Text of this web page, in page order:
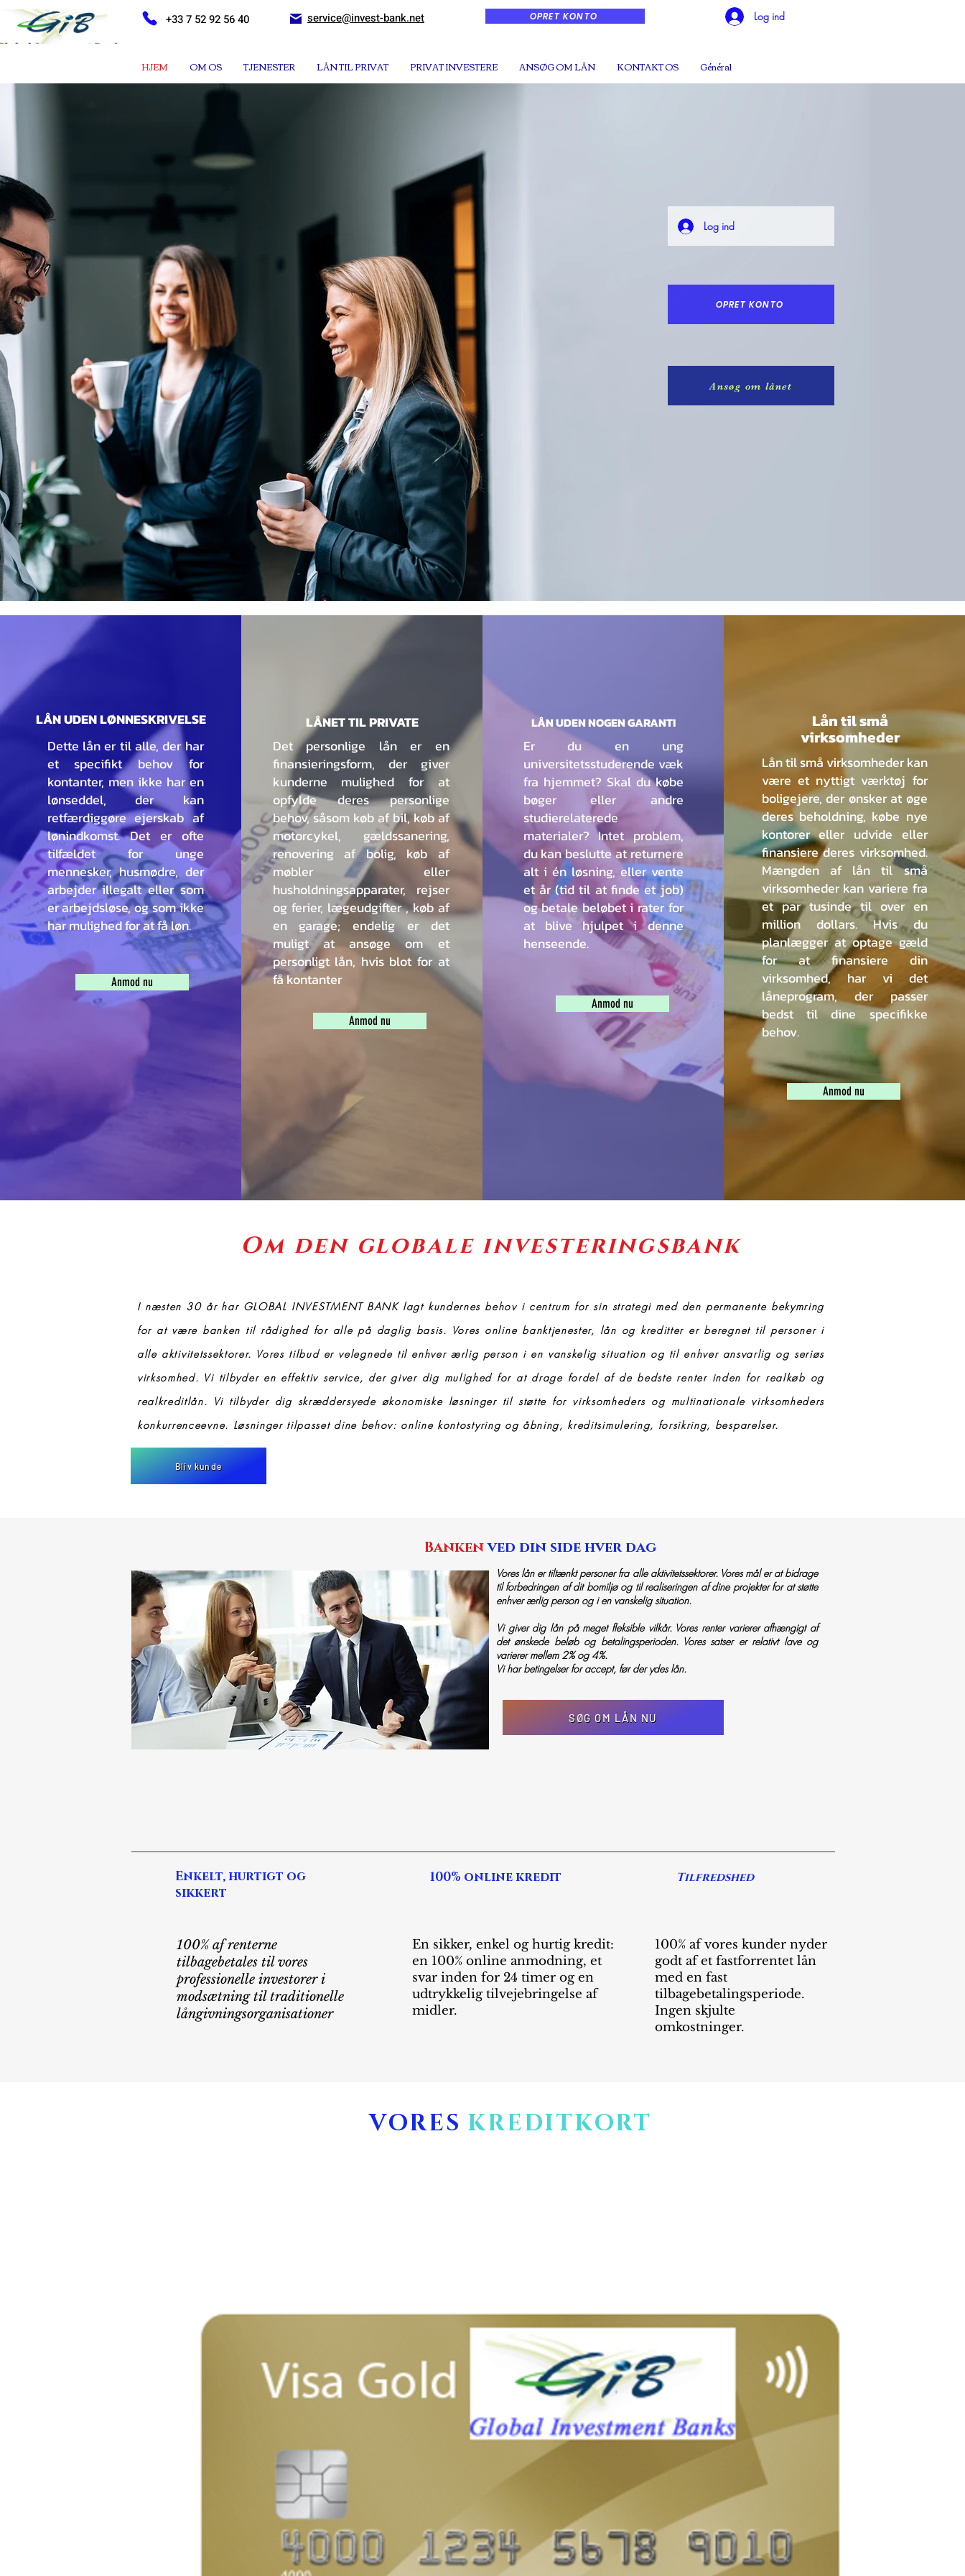
+33 7 52 92 56 40 service@invest-bank.net OPRET KONTO Log ind
HJEM OM OS TJENESTER LÅN TIL PRIVAT PRIVAT INVESTERE ANSØG OM LÅN KONTAKT OS Général
Log ind
OPRET KONTO
Ansøg om lånet
LÅN UDEN LØNNESKRIVELSE
Dette lån er til alle, der har
et specifikt behov for
kontanter, men ikke har en
lønseddel, der kan
retfærdiggøre ejerskab af
lønindkomst. Det er ofte
tilfældet for unge
mennesker, husmødre, der
arbejder illegalt eller som
er arbejdsløse, og som ikke
har mulighed for at få løn.
Anmod nu
LÅNET TIL PRIVATE
Det personlige lån er en
finansieringsform, der giver
kunderne mulighed for at
opfylde deres personlige
behov, såsom køb af bil, køb af
motorcykel, gældssanering,
renovering af bolig, køb af
møbler eller
husholdningsapparater, rejser
og ferier, lægeudgifter , køb af
en garage; endelig er det
muligt at ansøge om et
personligt lån, hvis blot for at
få kontanter
Anmod nu
LÅN UDEN NOGEN GARANTI
Er du en ung
universitetsstuderende væk
fra hjemmet? Skal du købe
bøger eller andre
studierelaterede
materialer? Intet problem,
du kan beslutte at returnere
alt i én løsning, eller vente
et år (tid til at finde et job)
og betale beløbet i rater for
at blive hjulpet i denne
henseende.
Anmod nu
Lån til små
virksomheder
Lån til små virksomheder kan
være et nyttigt værktøj for
boligejere, der ønsker at øge
deres beholdning, købe nye
kontorer eller udvide eller
finansiere deres virksomhed.
Mængden af lån til små
virksomheder kan variere fra
et par tusinde til over en
million dollars. Hvis du
planlægger at optage gæld
for at finansiere din
virksomhed, har vi det
låneprogram, der passer
bedst til dine specifikke
behov.
Anmod nu
Om den globale investeringsbank
I næsten 30 år har GLOBAL INVESTMENT BANK lagt kundernes behov i centrum for sin strategi med den permanente bekymring
for at være banken til rådighed for alle på daglig basis. Vores online banktjenester, lån og kreditter er beregnet til personer i
alle aktivitetssektorer. Vores tilbud er velegnede til enhver ærlig person i en vanskelig situation og til enhver ansvarlig og seriøs
virksomhed. Vi tilbyder en effektiv service, der giver dig mulighed for at drage fordel af de bedste renter inden for realkøb og
realkreditlån. Vi tilbyder dig skræddersyede økonomiske løsninger til støtte for virksomheders og multinationale virksomheders
konkurrenceevne. Løsninger tilpasset dine behov: online kontostyring og åbning, kreditsimulering, forsikring, besparelser.
Bliv kunde
Bankenved din side hver dag
Vores lån er tiltænkt personer fra alle aktivitetssektorer. Vores mål er at bidrage
til forbedringen af dit bomiljø og til realiseringen af dine projekter for at støtte
enhver ærlig person og i en vanskelig situation.
Vi giver dig lån på meget fleksible vilkår. Vores renter varierer afhængigt af
det ønskede beløb og betalingsperioden. Vores satser er relativt lave og
varierer mellem 2% og 4%.
Vi har betingelser for accept, før der ydes lån.
SØG OM LÅN NU
Enkelt, hurtigt og
sikkert
100% online kredit Tilfredshed
100% af renterne
tilbagebetales til vores
professionelle investorer i
modsætning til traditionelle
långivningsorganisationer
En sikker, enkel og hurtig kredit:
en 100% online anmodning, et
svar inden for 24 timer og en
udtrykkelig tilvejebringelse af
midler.
100% af vores kunder nyder
godt af et fastforrentet lån
med en fast
tilbagebetalingsperiode.
Ingen skjulte
omkostninger.
VORES KREDITKORT